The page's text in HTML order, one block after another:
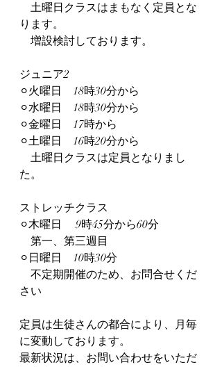
土曜日クラスはまもなく定員とな
ります。
増設検討しております。
ジュニア2
⚪︎火曜日　18時30分から
⚪︎水曜日　18時30分から
⚪︎金曜日　17時から
⚪︎土曜日　16時20分から
土曜日クラスは定員となりまし
た。
ストレッチクラス
⚪︎木曜日     9時45分から60分
第一、第三週目
⚪︎日曜日　10時30分
不定期開催のため、お問合せくだ
さい
定員は生徒さんの都合により、月毎
に変動しております。
最新状況は、お問い合わせをいただ